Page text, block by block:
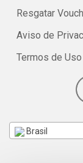
Resgatar
Aviso de
Termos de Uso
Brasil